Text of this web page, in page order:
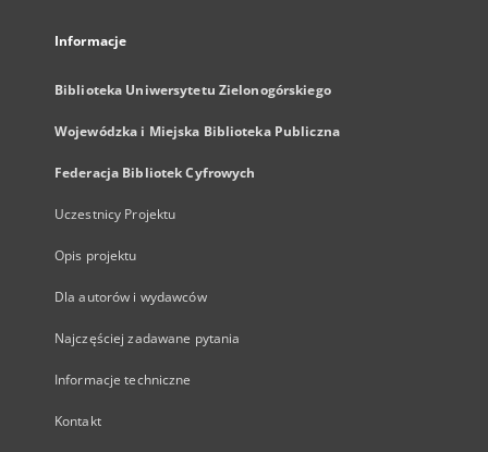
Informacje
Biblioteka Uniwersytetu Zielonogórskiego
Wojewódzka i Miejska Biblioteka Publiczna
Federacja Bibliotek Cyfrowych
Uczestnicy Projektu
Opis projektu
Dla autorów i wydawców
Najczęściej zadawane pytania
Informacje techniczne
Kontakt